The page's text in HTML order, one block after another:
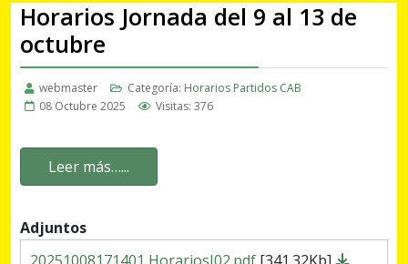
Horarios Jornada del 9 al 13 de
octubre
webmaster Categoría: Horarios Partidos CAB
08 Octubre 2025
Visitas: 376
Leer más…...
Adjuntos